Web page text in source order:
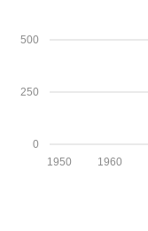
0
250
500
1960
1950